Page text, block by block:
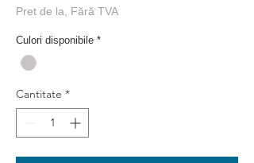
Pret de la, Fără TVA
Culori disponibile *
Cantitate *